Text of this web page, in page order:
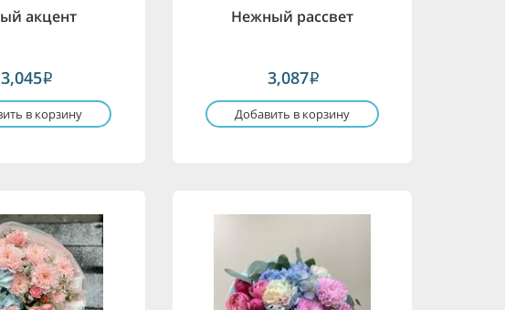
акцент
3,045i
в корзину
Нежный рассвет
3,087i
Добавить в корзину